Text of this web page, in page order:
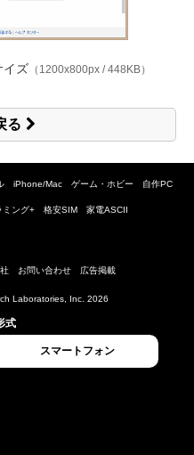
イズ （1200x800px / 448KB）
る
iPhone/Mac ゲーム・ホビー 自作PC
ミング+ 格安SIM 家電ASCII
お問い合わせ 広告掲載
Laboratories, Inc. 2026
式
スマートフォン